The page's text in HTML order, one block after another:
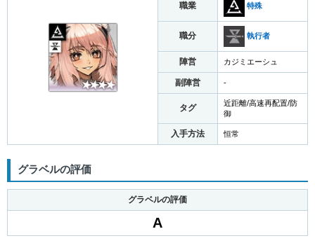
職業 特殊
職分 執行者
陣営 カジミエーシュ
副陣営 -
タグ
近距離/高速再配置/防
御
入手方法 恒常
グラベルの評価
グラベルの評価
A